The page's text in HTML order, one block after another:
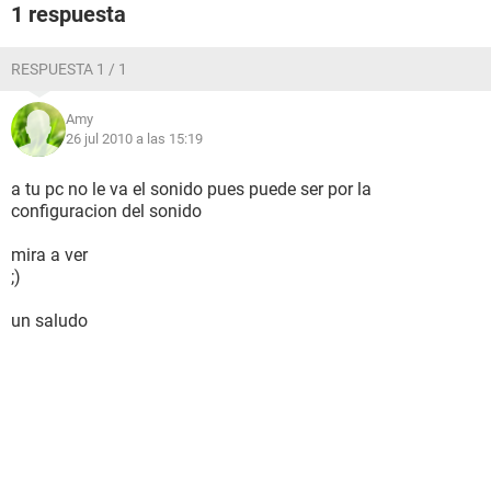
1 respuesta
RESPUESTA 1 / 1
Amy
26 jul 2010 a las 15:19
a tu pc no le va el sonido pues puede ser por la
configuracion del sonido
mira a ver
;)
un saludo